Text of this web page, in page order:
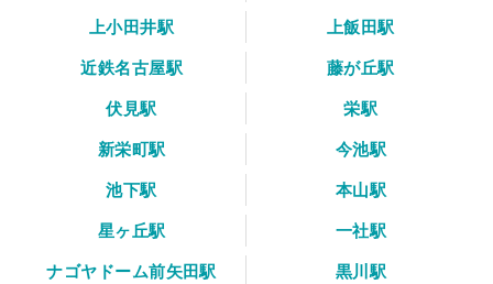
上小田井駅
上飯田駅
近鉄名古屋駅
藤が丘駅
伏見駅
栄駅
新栄町駅
今池駅
池下駅
本山駅
星ヶ丘駅
一社駅
ナゴヤドーム前矢田駅
黒川駅